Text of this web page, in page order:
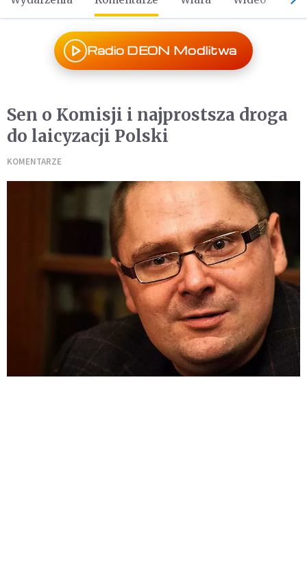
Radio DEON Modlitwa
Sen o Komisji i najprostsza droga
do laicyzacji Polski
KOMENTARZE